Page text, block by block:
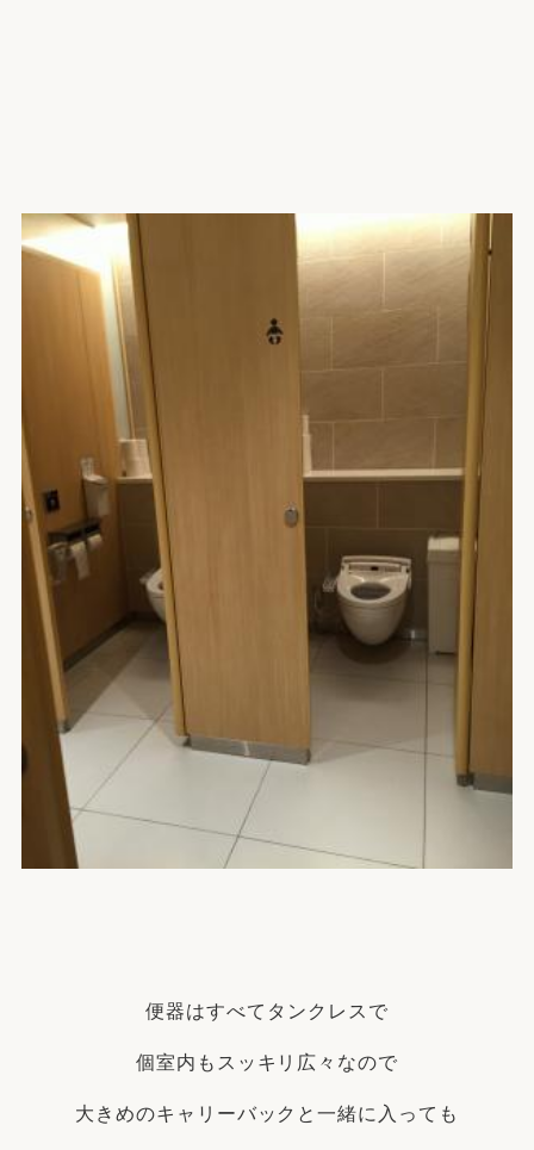
便器はすべてタンクレスで
個室内もスッキリ広々なので
大きめのキャリーバックと一緒に入っても